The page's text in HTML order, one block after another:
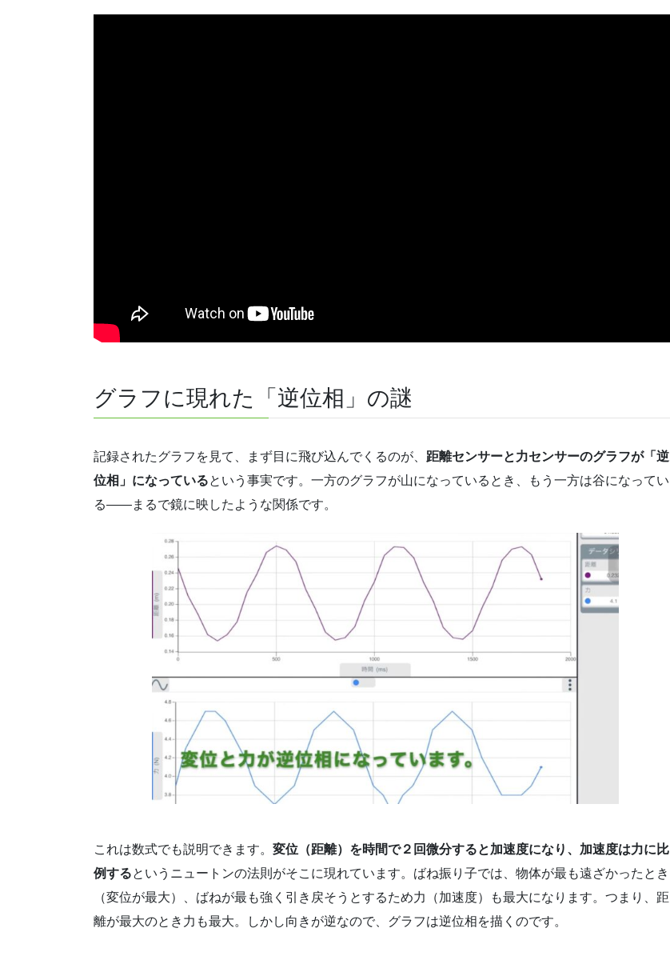
グラフに現れた「逆位相」の謎
記録されたグラフを見て、まず目に飛び込んでくるのが、 距離センサーと力センサーのグラフが「逆
位相」になっているという事実です。一方のグラフが山になっているとき、もう一方は谷になってい
る――まるで鏡に映したような関係です。
これは数式でも説明できます。 変位（距離）を時間で２回微分すると加速度になり、加速度は力に比
例するというニュートンの法則がそこに現れています。ばね振り子では、物体が最も遠ざかったとき
（変位が最大）、ばねが最も強く引き戻そうとするため力（加速度）も最大になります。つまり、距
離が最大のとき力も最大。しかし向きが逆なので、グラフは逆位相を描くのです。